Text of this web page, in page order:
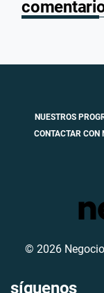
NUESTROS
CONTACTAR CON
© 2026
síguenos